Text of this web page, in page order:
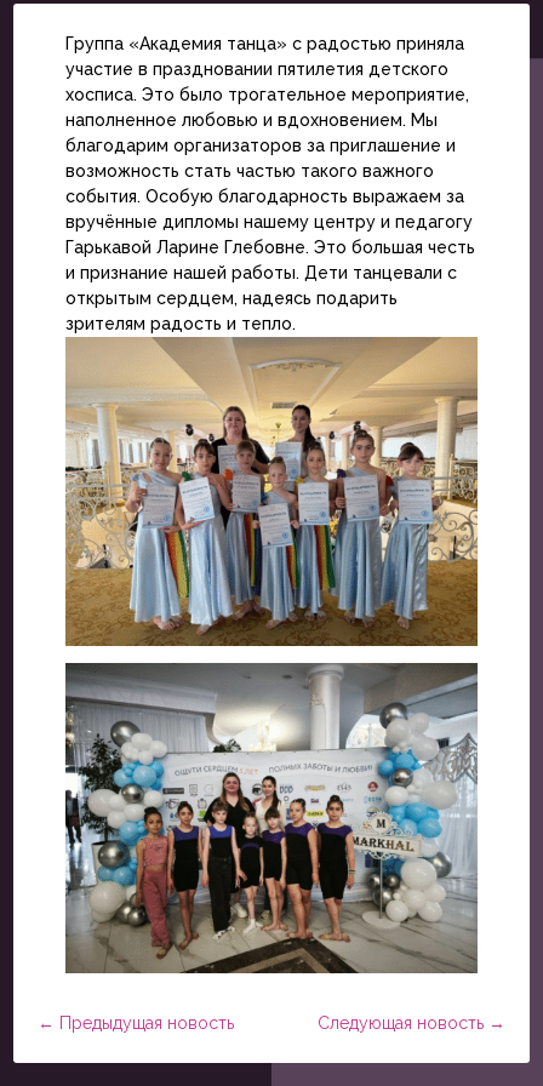
Группа «Академия танца» с радостью приняла
участие в праздновании пятилетия детского
хосписа. Это было трогательное мероприятие,
наполненное любовью и вдохновением. Мы
благодарим организаторов за приглашение и
возможность стать частью такого важного
события. Особую благодарность выражаем за
вручённые дипломы нашему центру и педагогу
Гарькавой Ларине Глебовне. Это большая честь
и признание нашей работы. Дети танцевали с
открытым сердцем, надеясь подарить
зрителям радость и тепло.
← Предыдущая новость Следующая новость→